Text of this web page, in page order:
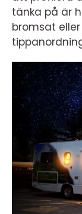
tänka på är
bromsat